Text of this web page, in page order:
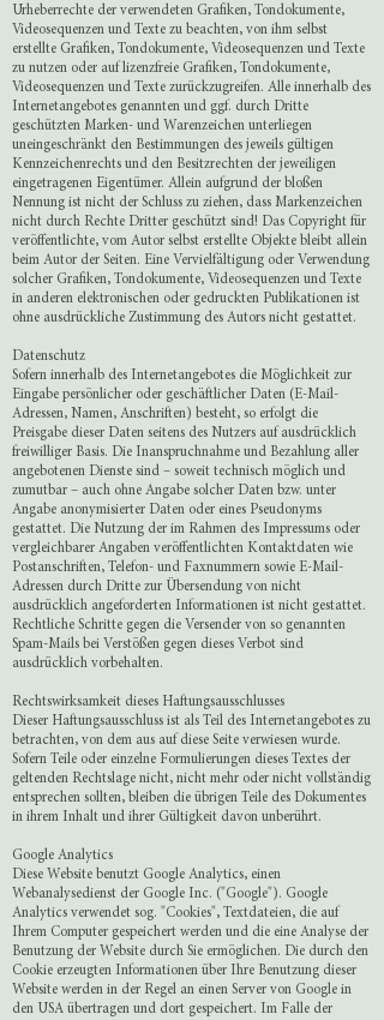
Urheberrechte der verwendeten Grafiken, Tondokumente,
Videosequenzen und Texte zu beachten, von ihm selbst
erstellte Grafiken, Tondokumente, Videosequenzen und Texte
zu nutzen oder auf lizenzfreie Grafiken, Tondokumente,
Videosequenzen und Texte zurückzugreifen. Alle innerhalb des
Internetangebotes genannten und ggf. durch Dritte
geschützten Marken- und Warenzeichen unterliegen
uneingeschränkt den Bestimmungen des jeweils gültigen
Kennzeichenrechts und den Besitzrechten der jeweiligen
eingetragenen Eigentümer. Allein aufgrund der bloßen
Nennung ist nicht der Schluss zu ziehen, dass Markenzeichen
nicht durch Rechte Dritter geschützt sind! Das Copyright für
veröffentlichte, vom Autor selbst erstellte Objekte bleibt allein
beim Autor der Seiten. Eine Vervielfältigung oder Verwendung
solcher Grafiken, Tondokumente, Videosequenzen und Texte
in anderen elektronischen oder gedruckten Publikationen ist
ohne ausdrückliche Zustimmung des Autors nicht gestattet.
Datenschutz
Sofern innerhalb des Internetangebotes die Möglichkeit zur
Eingabe persönlicher oder geschäftlicher Daten (E-Mail-
Adressen, Namen, Anschriften) besteht, so erfolgt die
Preisgabe dieser Daten seitens des Nutzers auf ausdrücklich
freiwilliger Basis. Die Inanspruchnahme und Bezahlung aller
angebotenen Dienste sind – soweit technisch möglich und
zumutbar – auch ohne Angabe solcher Daten bzw. unter
Angabe anonymisierter Daten oder eines Pseudonyms
gestattet. Die Nutzung der im Rahmen des Impressums oder
vergleichbarer Angaben veröffentlichten Kontaktdaten wie
Postanschriften, Telefon- und Faxnummern sowie E-Mail-
Adressen durch Dritte zur Übersendung von nicht
ausdrücklich angeforderten Informationen ist nicht gestattet.
Rechtliche Schritte gegen die Versender von so genannten
Spam-Mails bei Verstößen gegen dieses Verbot sind
ausdrücklich vorbehalten.
Rechtswirksamkeit dieses Haftungsausschlusses
Dieser Haftungsausschluss ist als Teil des Internetangebotes zu
betrachten, von dem aus auf diese Seite verwiesen wurde.
Sofern Teile oder einzelne Formulierungen dieses Textes der
geltenden Rechtslage nicht, nicht mehr oder nicht vollständig
entsprechen sollten, bleiben die übrigen Teile des Dokumentes
in ihrem Inhalt und ihrer Gültigkeit davon unberührt.
Google Analytics
Diese Website benutzt Google Analytics, einen
Webanalysedienst der Google Inc. ("Google"). Google
Analytics verwendet sog. "Cookies", Textdateien, die auf
Ihrem Computer gespeichert werden und die eine Analyse der
Benutzung der Website durch Sie ermöglichen. Die durch den
Cookie erzeugten Informationen über Ihre Benutzung dieser
Website werden in der Regel an einen Server von Google in
den USA übertragen und dort gespeichert. Im Falle der